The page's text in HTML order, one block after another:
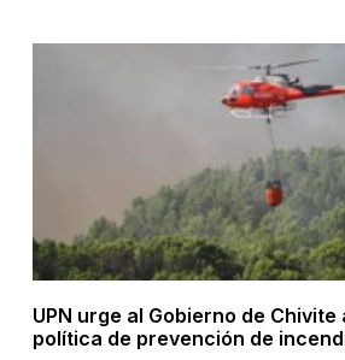
UPN urge al Gobierno de
política de prevención de